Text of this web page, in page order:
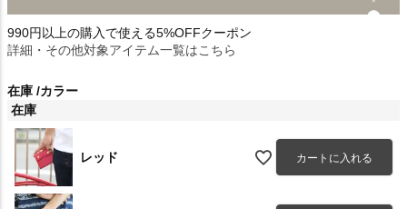
990円以上の購入で使える5%OFFクーポン
詳細・その他対象アイテム一覧はこちら
在庫 カラー
在庫
レッド カートに入れる